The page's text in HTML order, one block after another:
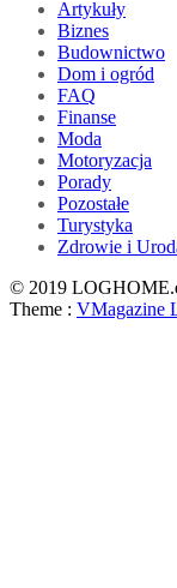
Artykuły
Biznes
Budownictwo
Dom i ogród
FAQ
Finanse
Moda
Motoryzacja
Porady
Pozostałe
Turystyka
Zdrowie i
© 2019
Theme : VMagazine